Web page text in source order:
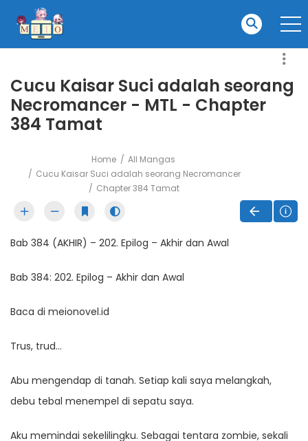
Cucu Kaisar Suci adalah seorang
Necromancer - MTL - Chapter
384 Tamat
Home
All Mangas
Cucu Kaisar Suci adalah seorang Necromancer
Chapter 384 Tamat
Bab 384 (AKHIR) – 202. Epilog – Akhir dan Awal
Bab 384: 202. Epilog – Akhir dan Awal
Baca di meionovel.id
Trus, trud…
Abu mengendap di tanah. Setiap kali saya melangkah,
debu tebal menempel di sepatu saya.
Aku memindai sekelilingku. Sebagai tentara zombie, sekali